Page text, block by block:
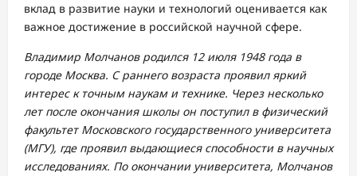
вклад в развитие науки и технологий оценивается как
важное достижение в российской научной сфере.
Владимир Молчанов родился 12 июля 1948 года в
городе Москва. С раннего возраста проявил яркий
интерес к точным наукам и технике. Через несколько
лет после окончания школы он поступил в физический
факультет Московского государственного университета
(МГУ), где проявил выдающиеся способности в научных
исследованиях. По окончании университета, Молчанов